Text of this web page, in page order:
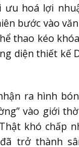
ưu hoá lợi
bước vào
thao kéo
diện thiết kế
ra hình
vào giới
khó chấp
trở thành